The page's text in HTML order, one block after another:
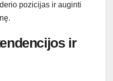
pozicijas ir auginti
ir